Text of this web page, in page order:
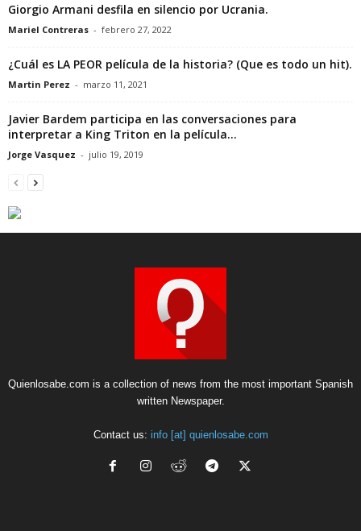
Giorgio Armani desfila en silencio por Ucrania.
Mariel Contreras - febrero 27, 2022
¿Cuál es LA PEOR película de la historia? (Que es todo un hit).
Martin Perez - marzo 11, 2021
Javier Bardem participa en las conversaciones para
interpretar a King Triton en la película...
Jorge Vasquez - julio 19, 2019
Quienlosabe.com is a collection of news from the most important Spanish
written Newspaper.
Contact us: info [at] quienlosabe.com